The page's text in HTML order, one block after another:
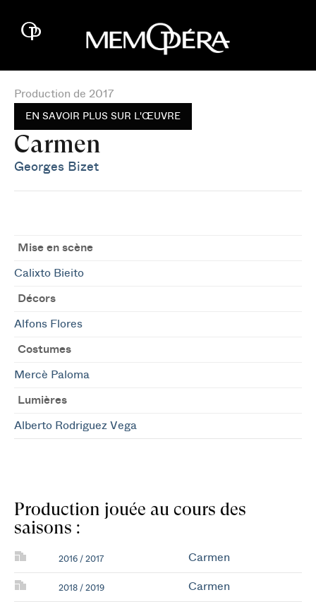
Production de 2017
EN SAVOIR PLUS SUR L'ŒUVRE
Carmen
Georges Bizet
Mise en scène
Calixto Bieito
Décors
Alfons Flores
Costumes
Mercè Paloma
Lumières
Alberto Rodriguez Vega
Production jouée au cours des
saisons :
2016 / 2017 Carmen
2018 / 2019 Carmen